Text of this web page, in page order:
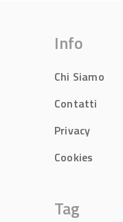
Info
Chi Siamo
Contatti
Privacy
Cookies
Tag